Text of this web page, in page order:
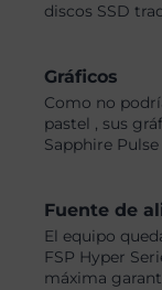
discos SSD
Gráficos
Como no
pastel , sus
Sapphire Pulse
Fuente de
El equipo
FSP Hyper
máxima